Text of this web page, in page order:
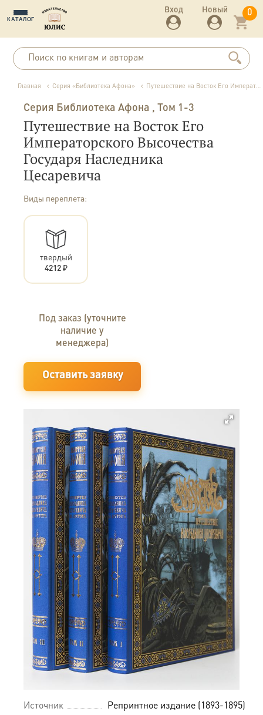
КАТАЛОГ
0
Новый
Вход
Главная Серия «Библиотека Афона» Путешествие на Восток Его Императорского Высочества Государя Наследника Цесаревича
Серия Библиотека Афона , Том 1-3
Путешествие на Восток Его
Императорского Высочества
Государя Наследника
Цесаревича
Виды переплета:
твердый
4212 ₽
Под заказ (уточните
наличие у
менеджера)
Оставить заявку
Источник
Репринтное издание (1893-1895)